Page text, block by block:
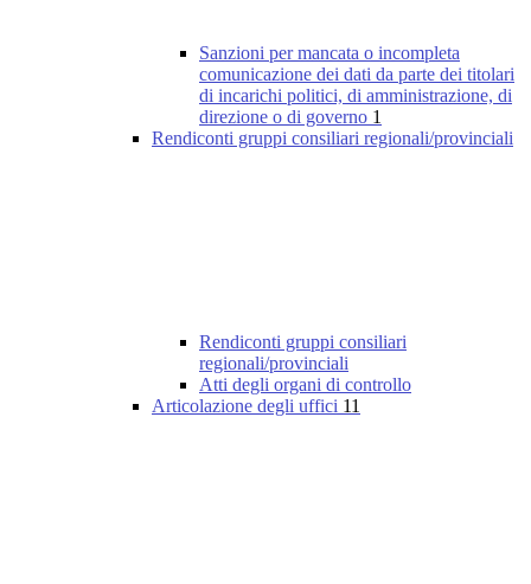
Sanzioni per mancata o incompleta
comunicazione dei dati da parte dei titolari
di incarichi politici, di amministrazione, di
direzione o di governo 1
Rendiconti gruppi consiliari regionali/provinciali
Rendiconti gruppi consiliari
regionali/provinciali
Atti degli organi di controllo
Articolazione degli uffici 11